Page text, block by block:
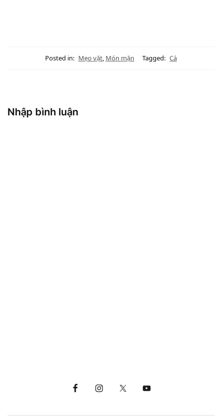
Posted in: Mẹo vặt, Món mặn Tagged: Cá
Nhập bình luận